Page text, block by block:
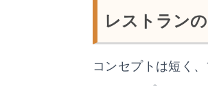
レストラン
コンセプトは短く